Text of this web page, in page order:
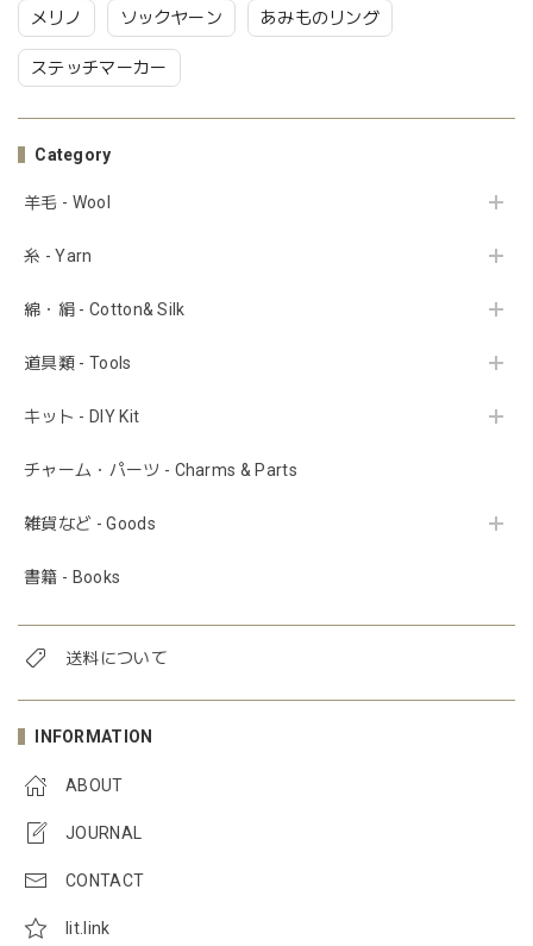
メリノ ソックヤーン あみものリング
ステッチマーカー
Category
羊毛 - Wool
糸 - Yarn
綿・絹 - Cotton& Silk
道具類 - Tools
キット - DIY Kit
チャーム・パーツ - Charms & Parts
雑貨など - Goods
書籍 - Books
送料について
INFORMATION
ABOUT
JOURNAL
CONTACT
lit.link